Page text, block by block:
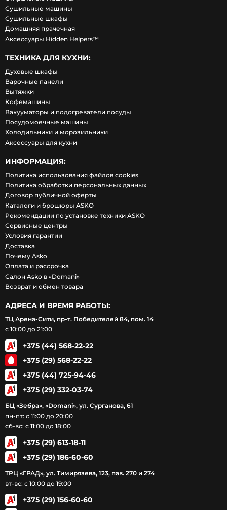
Сушильные машины
Сушильные шкафы
Домашняя прачечная
Аксессуары Hidden Helpers™
ТЕХНИКА ДЛЯ КУХНИ:
Духовые шкафы
Варочные панели
Вытяжки
Кофемашины
Вакууматоры и подогреватели посуды
Посудомоечные машины
Холодильники и морозильники
Аксессуары для кухни
ИНФОРМАЦИЯ:
Политика использования файлов cookies
Политика обработки персональных данных
Договор публичной оферты
Каталоги и брошюры ASKO
Рекомендации по установке техники ASKO
Сервисные центры
Условия гарантии
Доставка
Почему Asko
Оплата и рассрочка
Салон Asko в «Domani»
Возврат и обмен товара
АДРЕСА И ВРЕМЯ РАБОТЫ:
ТЦ Арена-Сити, пр-т. Победителей 84, пом. 14
с 10:00 до 21:00
+375 (44) 568-22-22
+375 (29) 568-22-22
+375 (44) 725-94-46
+375 (29) 332-03-74
БЦ «Зебра», «Domani», ул. Сурганова, 61
пн-пт: с 11:00 до 20:00
сб-вс: с 11:00 до 18:00
+375 (29) 613-18-11
+375 (29) 186-60-60
ТРЦ «ГРАД», ул. Тимирязева, 123, пав. 270 и 274
вт-вс: с 10:00 до 19:00
+375 (29) 156-60-60